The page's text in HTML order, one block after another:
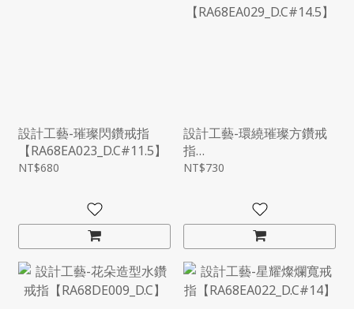
設計工藝-璀璨閃鑽戒指
【RA68EA023_D.C#11.5】
NT$680
設計工藝-環繞璀璨方鑽戒
指
【RA68EA029_D.C#14.5】
NT$730